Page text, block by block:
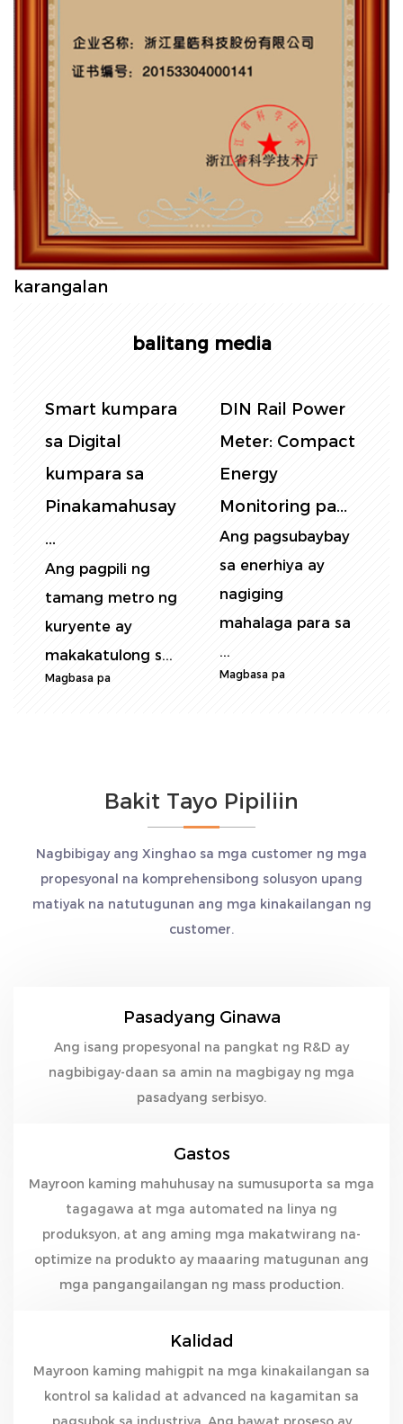
karangalan
balitang media
Smart kumpara
sa Digital
kumpara sa
Pinakamahusay
...
Ang pagpili ng
tamang metro ng
kuryente ay
makakatulong s...
Magbasa pa
DIN Rail Power
Meter: Compact
Energy
Monitoring pa...
Ang pagsubaybay
sa enerhiya ay
nagiging
mahalaga para sa
...
Magbasa pa
Bakit Tayo Pipiliin
Nagbibigay ang Xinghao sa mga customer ng mga
propesyonal na komprehensibong solusyon upang
matiyak na natutugunan ang mga kinakailangan ng
customer.
Pasadyang Ginawa
Ang isang propesyonal na pangkat ng R&D ay
nagbibigay-daan sa amin na magbigay ng mga
pasadyang serbisyo.
Gastos
Mayroon kaming mahuhusay na sumusuporta sa mga
tagagawa at mga automated na linya ng
produksyon, at ang aming mga makatwirang na-
optimize na produkto ay maaaring matugunan ang
mga pangangailangan ng mass production.
Kalidad
Mayroon kaming mahigpit na mga kinakailangan sa
kontrol sa kalidad at advanced na kagamitan sa